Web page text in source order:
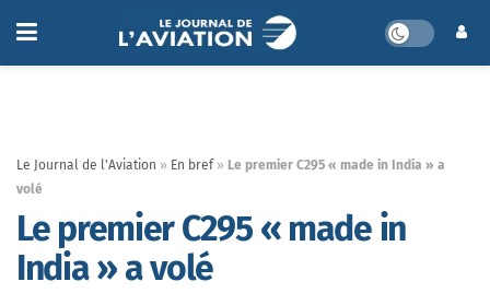
Le Journal de l'Aviation » En bref » Le premier C295 « made in India » a
volé
Le premier C295 « made in
India » a volé